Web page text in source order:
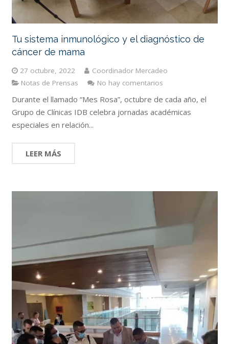
Tu sistema inmunológico y el diagnóstico de
cáncer de mama
27 octubre, 2022
Coordinador Mercadeo
Notas de Prensas
No hay comentarios
Durante el llamado “Mes Rosa”, octubre de cada año, el
Grupo de Clínicas IDB celebra jornadas académicas
especiales en relación...
LEER MÁS